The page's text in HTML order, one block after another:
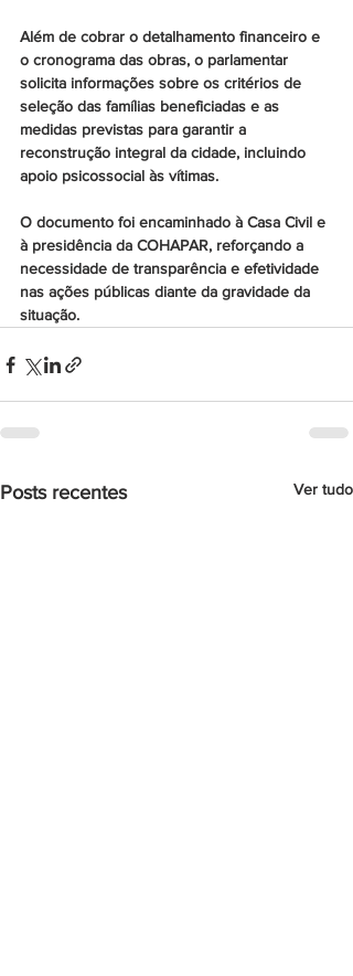
Além de cobrar o detalhamento financeiro e
o cronograma das obras, o parlamentar
solicita informações sobre os critérios de
seleção das famílias beneficiadas e as
medidas previstas para garantir a
reconstrução integral da cidade, incluindo
apoio psicossocial às vítimas.
O documento foi encaminhado à Casa Civil e
à presidência da COHAPAR, reforçando a
necessidade de transparência e efetividade
nas ações públicas diante da gravidade da
situação.
Posts recentes Ver tudo